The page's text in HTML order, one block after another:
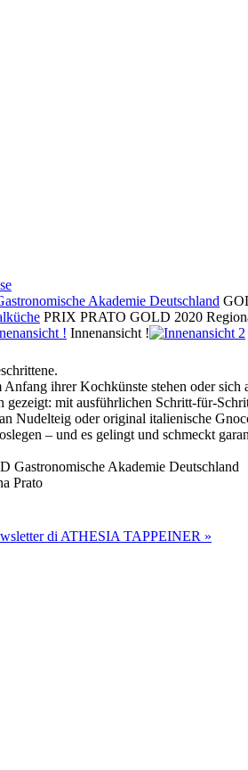
PRIX PRATO GOLD 2020
Innenansicht !
ihrer Kochkünste stehen oder sich
mit ausführlichen Schritt-für-
Nudelteig oder original italienische
– und es gelingt und schmeckt
Akademie Deutschland
Prato
di ATHESIA TAPPEINER »